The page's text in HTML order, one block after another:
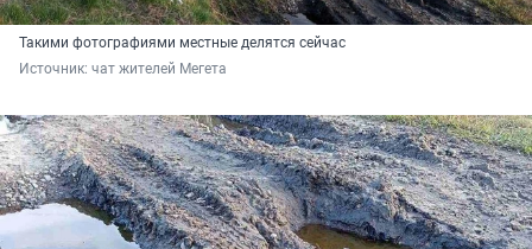
Такими фотографиями местные делятся сейчас
Источник: чат жителей Мегета